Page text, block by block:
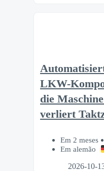
LKW-
die
verliert
Em 2 meses
Em alemão
2026-10-